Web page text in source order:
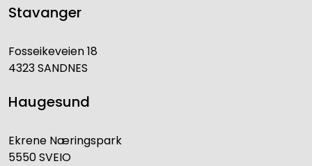
Stavanger
Fosseikeveien 18
4323 SANDNES
Haugesund
Ekrene Næringspark
5550 SVEIO